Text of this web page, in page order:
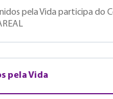
pela Vida participa do
pela Vida